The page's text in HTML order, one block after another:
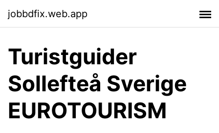
jobbdfix.web.app
Turistguider
Sollefteå Sverige
EUROTOURISM